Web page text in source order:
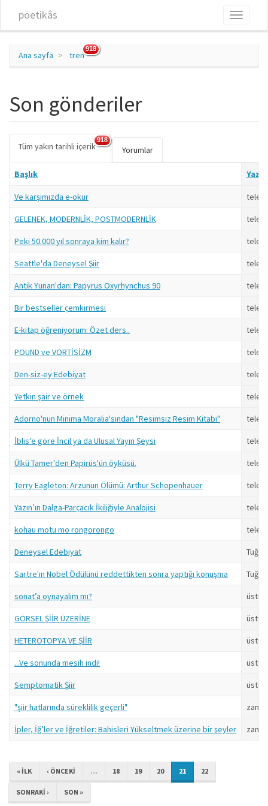
pöetikâs
Toggle
Ana sayfa tren
918
Son gönderiler
Birincil sekmeler
Tüm yakın tarihli içerik(etkin
918
Yorumlar
Başlık Yazar
Ve karşımızda e-okur
GELENEK, MODERNLİK, POSTMODERNLİK
Peki 50.000 yıl sonraya kim kalır?
Seattle'da Deneysel Şiir
Antik Yunan'dan: Papyrus Oxyrhynchus 90
Bir bestseller çemkirmesi
E-kitap öğreniyorum: Özet ders..
POUND ve VORTİSİZM
Den-siz-ey Edebiyat
Yetkin şair ve örnek
Adorno'nun Minima Moralia'sından "Resimsiz Resim Kitabı"
İblis'e göre İncil ya da Ulusal Yayın Şeysi
Ülkü Tamer'den Papirüs'ün öyküsü.
Terry Eagleton: Arzunun Ölümü: Arthur Schopenhauer
Yazın’ın Dalga-Parçacık İkiliğiyle Analojisi
kohau motu mo rongorongo
Deneysel Edebiyat
Sartre'ın Nobel Ödülünü reddettikten sonra yaptığı konuşma
sonat’a oynayalım mı?
GÖRSEL ŞİİR ÜZERİNE
HETEROTOPYA VE ŞİİR
...Ve sonunda mesih indi!
Semptomatik Şiir
"şiir hatlarında süreklilik geçerli"
İpler, İğ’ler ve İğretiler: Bahisleri Yükseltmek üzerine bir şeyler
« ILK ‹ ÖNCEKI … 18 19 20 21 22
SONRAKI › SON »